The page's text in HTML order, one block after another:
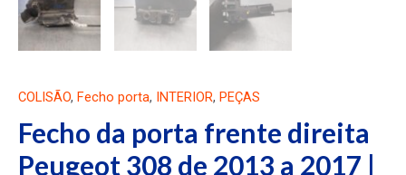
COLISÃO, Fecho porta, INTERIOR, PEÇAS
Fecho da porta frente direita
Peugeot 308 de 2013 a 2017 |